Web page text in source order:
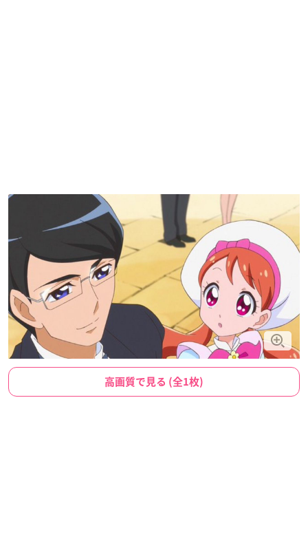
高画質で見る (全1枚)